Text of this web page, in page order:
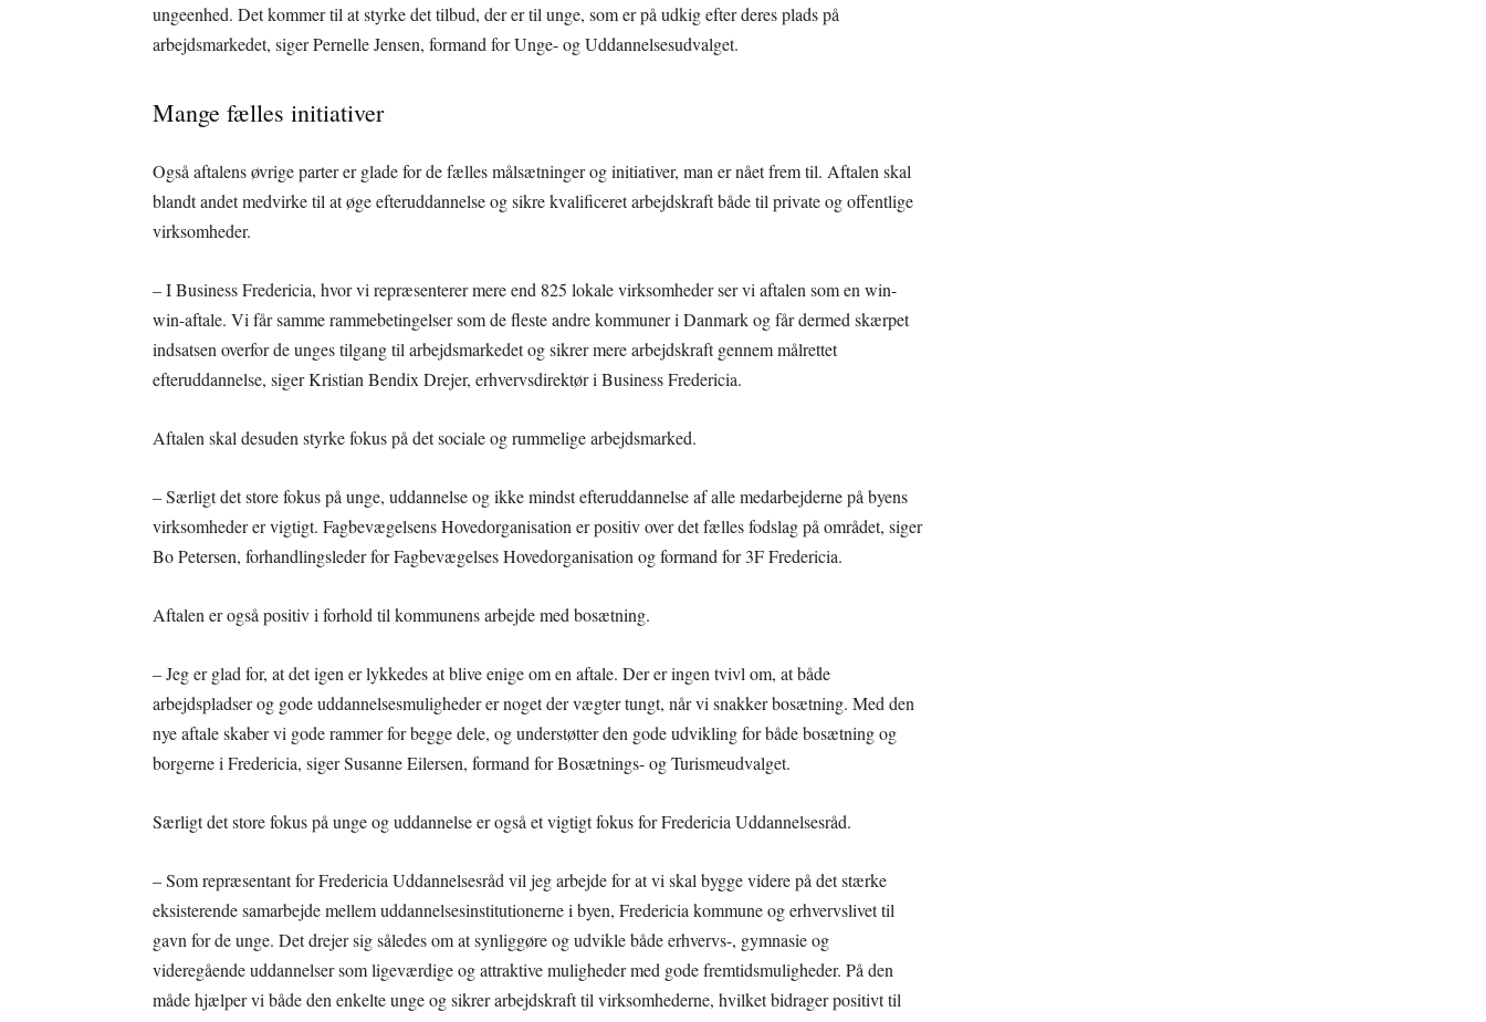
ungeenhed. Det kommer til at styrke det tilbud, der er til unge, som er på udkig efter deres plads på
arbejdsmarkedet, siger Pernelle Jensen, formand for Unge- og Uddannelsesudvalget.
Mange fælles initiativer
Også aftalens øvrige parter er glade for de fælles målsætninger og initiativer, man er nået frem til. Aftalen skal
blandt andet medvirke til at øge efteruddannelse og sikre kvalificeret arbejdskraft både til private og offentlige
virksomheder.
– I Business Fredericia, hvor vi repræsenterer mere end 825 lokale virksomheder ser vi aftalen som en win-
win-aftale. Vi får samme rammebetingelser som de fleste andre kommuner i Danmark og får dermed skærpet
indsatsen overfor de unges tilgang til arbejdsmarkedet og sikrer mere arbejdskraft gennem målrettet
efteruddannelse, siger Kristian Bendix Drejer, erhvervsdirektør i Business Fredericia.
Aftalen skal desuden styrke fokus på det sociale og rummelige arbejdsmarked.
– Særligt det store fokus på unge, uddannelse og ikke mindst efteruddannelse af alle medarbejderne på byens
virksomheder er vigtigt. Fagbevægelsens Hovedorganisation er positiv over det fælles fodslag på området, siger
Bo Petersen, forhandlingsleder for Fagbevægelses Hovedorganisation og formand for 3F Fredericia.
Aftalen er også positiv i forhold til kommunens arbejde med bosætning.
– Jeg er glad for, at det igen er lykkedes at blive enige om en aftale. Der er ingen tvivl om, at både
arbejdspladser og gode uddannelsesmuligheder er noget der vægter tungt, når vi snakker bosætning. Med den
nye aftale skaber vi gode rammer for begge dele, og understøtter den gode udvikling for både bosætning og
borgerne i Fredericia, siger Susanne Eilersen, formand for Bosætnings- og Turismeudvalget.
Særligt det store fokus på unge og uddannelse er også et vigtigt fokus for Fredericia Uddannelsesråd.
– Som repræsentant for Fredericia Uddannelsesråd vil jeg arbejde for at vi skal bygge videre på det stærke
eksisterende samarbejde mellem uddannelsesinstitutionerne i byen, Fredericia kommune og erhvervslivet til
gavn for de unge. Det drejer sig således om at synliggøre og udvikle både erhvervs-, gymnasie og
videregående uddannelser som ligeværdige og attraktive muligheder med gode fremtidsmuligheder. På den
måde hjælper vi både den enkelte unge og sikrer arbejdskraft til virksomhederne, hvilket bidrager positivt til